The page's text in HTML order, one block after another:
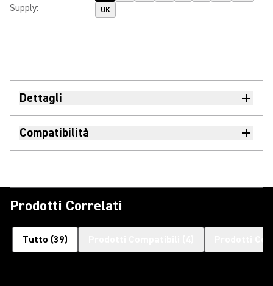
Supply:
UK
Dettagli
Compatibilità
Prodotti Correlati
Tutto (39)